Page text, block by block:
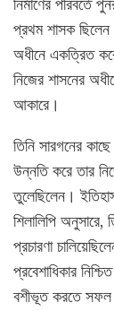
নির্মাণের
প্রথম শাসক ছিলেন
অধীনে একত্রিত
নিজের শাসনের
আকারে।
তিনি সারগনের
উন্নতি করে তার
তুলেছিলেন।
শিলালিপি অনুসারে,
প্রচারণা
প্রবেশাধিকার
বশীভূত করতে সফল